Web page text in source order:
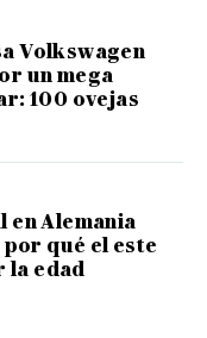
Volkswagen
un mega
100 ovejas
Alemania
qué el este
la edad